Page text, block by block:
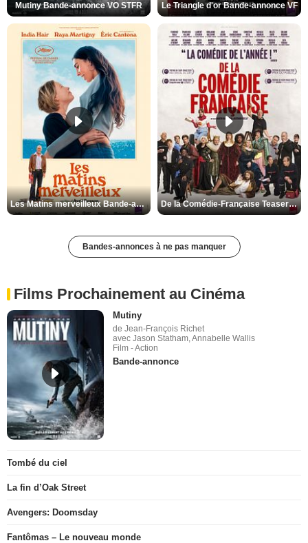
Mutiny Bande-annonce VO STFR Le Triangle d'or Bande-annonce VF
Les Matins merveilleux Bande-annonce VF De la Comédie-Française Teaser VF
Bandes-annonces à ne pas manquer
Films Prochainement au Cinéma
Mutiny
de Jean-François Richet
avec Jason Statham, Annabelle Wallis
Film - Action
Bande-annonce
Tombé du ciel
La fin d’Oak Street
Avengers: Doomsday
Fantômas – Le nouveau monde